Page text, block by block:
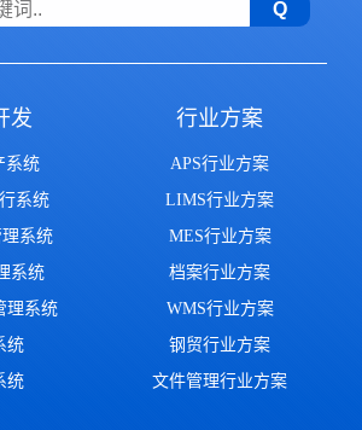
发
系统
系统
系统
系统
理系统
统
统
行业方案
APS行业方案
LIMS行业方案
MES行业方案
档案行业方案
WMS行业方案
钢贸行业方案
文件管理行业方案